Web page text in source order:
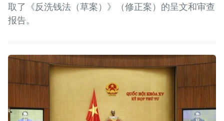
取了《反洗钱法（草案）》（修正案）的呈文和审查
报告。